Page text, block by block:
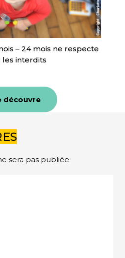
– 24 mois ne respecte
les interdits
découvre
sera pas publiée.